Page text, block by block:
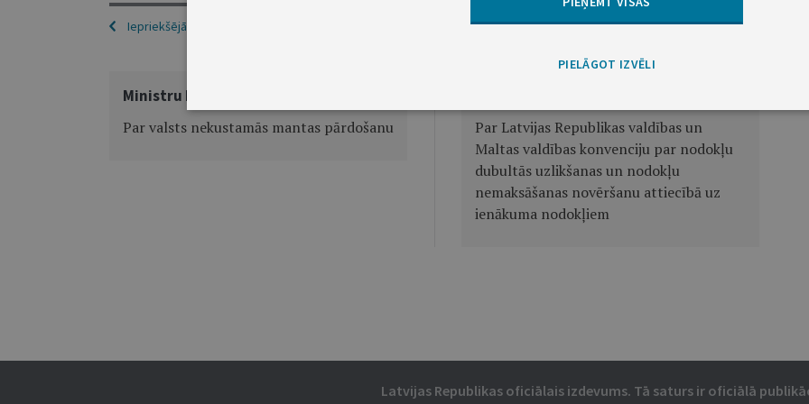
Iepriekšējā Nākamā
Ministru kabineta rīkojums Nr.180
Par valsts nekustamās mantas pārdošanu
Par Latvijas Republikas valdības un
Maltas valdības konvenciju par nodokļu
dubultās uzlikšanas un nodokļu
nemaksāšanas novēršanu attiecībā uz
ienākuma nodokļiem
Latvijas Republikas oficiālais izdevums. Tā saturs ir oficiālā
PIELĀGOT IZVĒLI